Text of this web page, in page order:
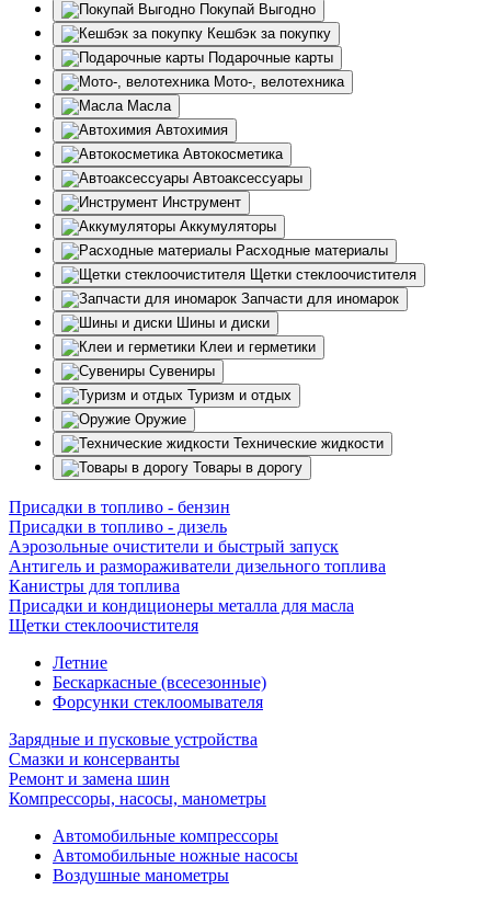
Покупай Выгодно
Кешбэк за покупку
Подарочные карты
Мото-, велотехника
Масла
Автохимия
Автокосметика
Автоаксессуары
Инструмент
Аккумуляторы
Расходные материалы
Щетки стеклоочистителя
Запчасти для иномарок
Шины и диски
Клеи и герметики
Сувениры
Туризм и отдых
Оружие
Технические жидкости
Товары в дорогу
Присадки в топливо - бензин
Присадки в топливо - дизель
Аэрозольные очистители и быстрый запуск
Антигель и размораживатели дизельного топлива
Канистры для топлива
Присадки и кондиционеры металла для масла
Щетки стеклоочистителя
Летние
Бескаркасные (всесезонные)
Форсунки стеклоомывателя
Зарядные и пусковые устройства
Смазки и консерванты
Ремонт и замена шин
Компрессоры, насосы, манометры
Автомобильные компрессоры
Автомобильные ножные насосы
Воздушные манометры